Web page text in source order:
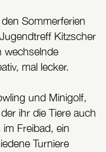
Sommerferien
Kitzscher
wechselnde
mal lecker.
und Minigolf,
ihr die Tiere auch
Freibad, ein
Turniere